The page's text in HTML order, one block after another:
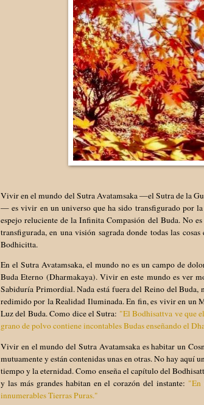
Vivir en el mundo del Sutra Avatamsaka —el Sutra de la
— es vivir en un universo que ha sido transfigurado por la
espejo reluciente de la Infinita Compasión del Buda. No
transfigurada, en una visión sagrada donde todas las
Bodhicitta.
En el Sutra Avatamsaka, el mundo no es un campo de
Buda Eterno (Dharmakaya). Vivir en este mundo es ver
Sabiduría Primordial. Nada está fuera del Reino del
redimido por la Realidad Iluminada. En fin, es vivir en un
Luz del Buda. Como dice el Sutra: "El Bodhisattva ve que
grano de polvo contiene incontables Budas enseñando el
Vivir en el mundo del Sutra Avatamsaka es habitar un
mutuamente y están contenidas unas en otras. No hay
tiempo y la eternidad. Como enseña el capítulo del
y las más grandes habitan en el corazón del instante: "En
innumerables Tierras Puras."